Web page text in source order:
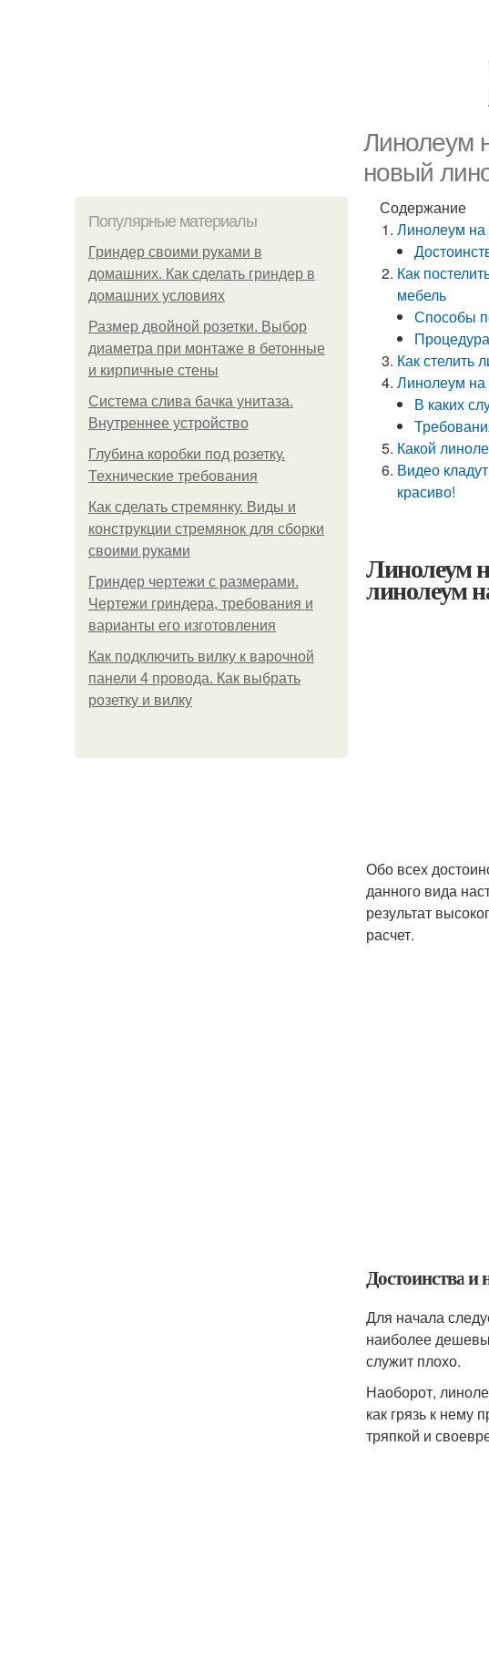
Линолеум
новый
Популярные материалы
Гриндер своими руками в
домашних. Как сделать гриндер в
домашних условиях
Размер двойной розетки. Выбор
диаметра при монтаже в бетонные
и кирпичные стены
Система слива бачка унитаза.
Внутреннее устройство
Глубина коробки под розетку.
Технические требования
Как сделать стремянку. Виды и
конструкции стремянок для сборки
своими руками
Гриндер чертежи с размерами.
Чертежи гриндера, требования и
варианты его изготовления
Как подключить вилку к варочной
панели 4 провода. Как выбрать
розетку и вилку
Содержание
Линолеум на
Как
мебель
Способы
Как стелить
Линолеум на
В каких
Какой
Видео
красиво!
Линолеум
линолеум
Обо всех
данного вида
результат
расчет.
Достоинства и
Для начала
наиболее
служит плохо.
Наоборот,
как грязь к нему
тряпкой и